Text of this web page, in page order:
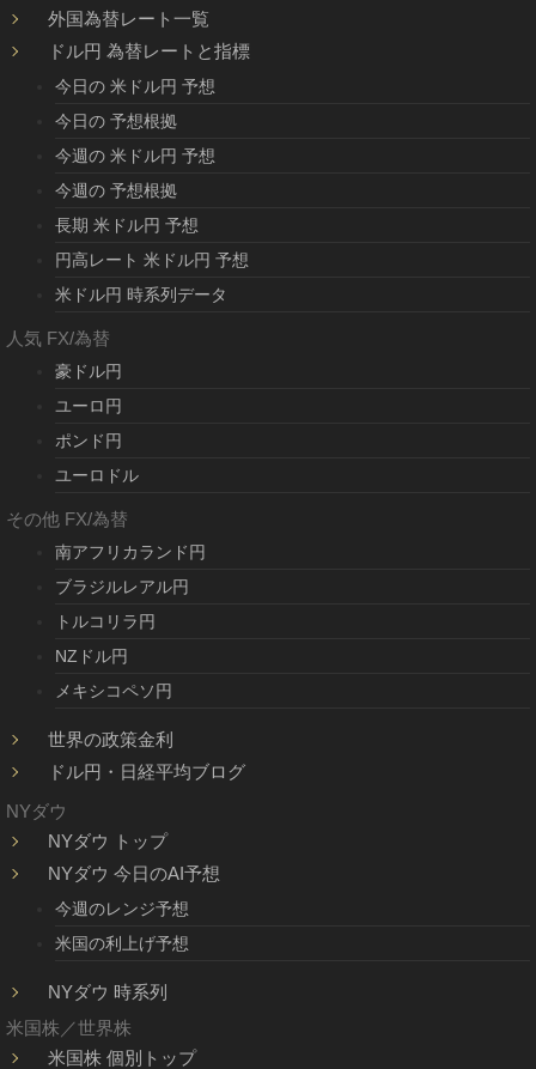
外国為替レート一覧
ドル円 為替レートと指標
今日の 米ドル円 予想
今日の 予想根拠
今週の 米ドル円 予想
今週の 予想根拠
長期 米ドル円 予想
円高レート 米ドル円 予想
米ドル円 時系列データ
人気 FX/為替
豪ドル円
ユーロ円
ポンド円
ユーロドル
その他 FX/為替
南アフリカランド円
ブラジルレアル円
トルコリラ円
NZドル円
メキシコペソ円
世界の政策金利
ドル円・日経平均ブログ
NYダウ
NYダウ トップ
NYダウ 今日のAI予想
今週のレンジ予想
米国の利上げ予想
NYダウ 時系列
米国株／世界株
米国株 個別トップ